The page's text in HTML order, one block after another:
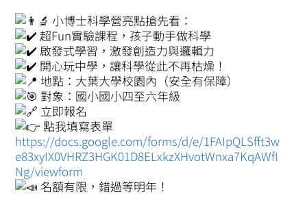
小博士科學營亮點搶先看：
超Fun實驗課程，孩子動手做科學
啟發式學習，激發創造力與邏輯力
開心玩中學，讓科學從此不再枯燥！
地點：大葉大學校園內（安全有保障）
對象：國小國小四至六年級
立即報名
點我填寫表單
https://docs.google.com/forms/d/e/1FAIpQLSfft3w
e83xyIX0VHRZ3HGK01D8ELxkzXHvotWnxa7KqAWfI
Ng/viewform
名額有限，錯過等明年！